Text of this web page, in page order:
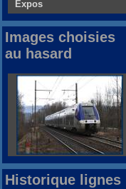
Expos
Images choisies
au hasard
Historique lignes